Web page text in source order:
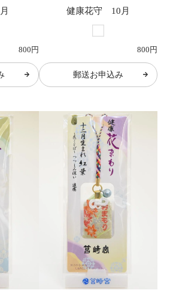
800円
健康花守 10月
800円
郵送お申込み